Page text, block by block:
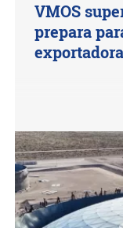
VMOS
prepara